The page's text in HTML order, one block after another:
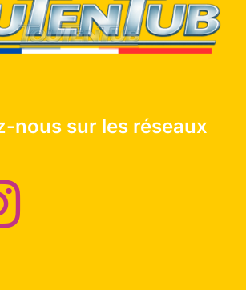
nous sur les réseaux